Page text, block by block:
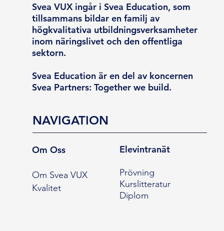
Svea VUX ingår i Svea Education, som
tillsammans bildar en familj av
högkvalitativa utbildningsverksamheter
inom näringslivet och den offentliga
sektorn.
Svea Education är en del av koncernen
Svea Partners: Together we build.
NAVIGATION
Om Oss
Om Svea VUX
Kvalitet
Elevintranät
Prövning
Kurslitteratur
Diplom